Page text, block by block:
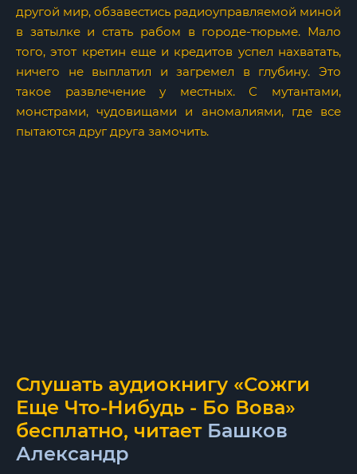
другой мир, обзавестись радиоуправляемой миной
в затылке и стать рабом в городе-тюрьме. Мало
того, этот кретин еще и кредитов успел нахватать,
ничего не выплатил и загремел в глубину. Это
такое развлечение у местных. С мутантами,
монстрами, чудовищами и аномалиями, где все
пытаются друг друга замочить.
Слушать аудиокнигу «Сожги
Еще Что-Нибудь - Бо Вова»
бесплатно, читает Башков
Александр